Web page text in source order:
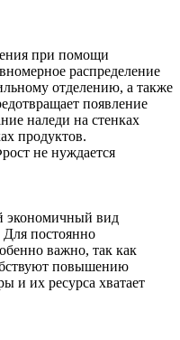
при помощи
распределение
отделению, а также
появление
наледи на стенках
продуктов.
не нуждается
экономичный вид
постоянно
важно, так как
повышению
и их ресурса хватает